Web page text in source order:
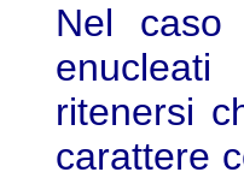
Nel caso
enucleati
ritenersi
carattere